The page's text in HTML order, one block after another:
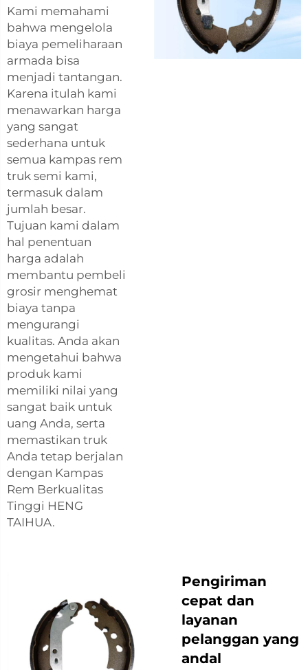
Kami memahami
bahwa mengelola
biaya pemeliharaan
armada bisa
menjadi tantangan.
Karena itulah kami
menawarkan harga
yang sangat
sederhana untuk
semua kampas rem
truk semi kami,
termasuk dalam
jumlah besar.
Tujuan kami dalam
hal penentuan
harga adalah
membantu pembeli
grosir menghemat
biaya tanpa
mengurangi
kualitas. Anda akan
mengetahui bahwa
produk kami
memiliki nilai yang
sangat baik untuk
uang Anda, serta
memastikan truk
Anda tetap berjalan
dengan Kampas
Rem Berkualitas
Tinggi HENG
TAIHUA.
Pengiriman
cepat dan
layanan
pelanggan yang
andal